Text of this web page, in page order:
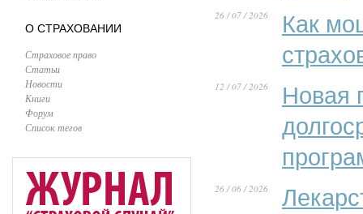
О СТРАХОВАНИИ
Страховое право
Статьи
Новости
Книги
Форум
Список тегов
26 / 07 / 2026
Как
12 / 07 / 2026
Новая
26 / 06 / 2026